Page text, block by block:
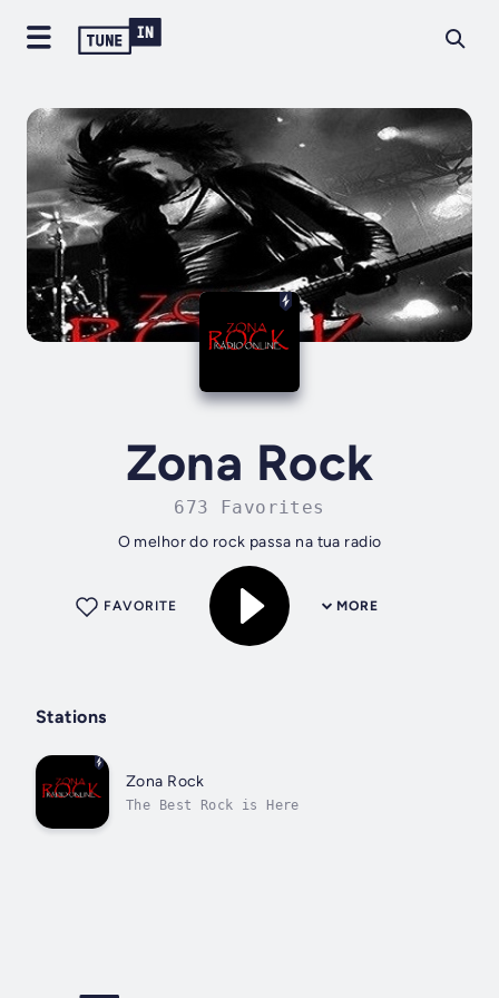
Zona Rock
673 Favorites
O melhor do rock passa na tua radio
MORE
FAVORITE
Stations
Zona Rock
The Best Rock is Here